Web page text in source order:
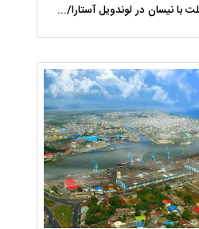
تصادف مرگبار موتورسیکلت با نیسان در لوندویل آستارا/ انتقال مصدوم با اورژانس هوایی به رشت